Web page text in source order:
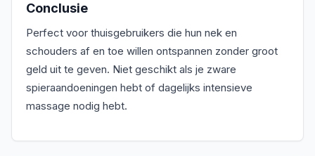
Conclusie
Perfect voor thuisgebruikers die hun nek en
schouders af en toe willen ontspannen zonder groot
geld uit te geven. Niet geschikt als je zware
spieraandoeningen hebt of dagelijks intensieve
massage nodig hebt.